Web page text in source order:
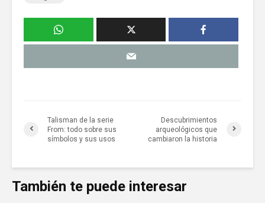
Talisman de la serie
From: todo sobre sus
símbolos y sus usos
Descubrimientos
arqueológicos que
cambiaron la historia
También te puede interesar